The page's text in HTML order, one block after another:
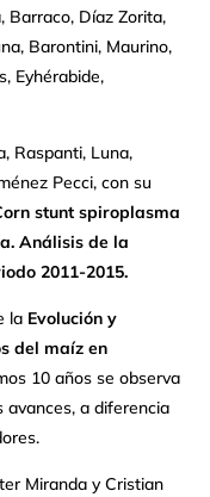
Barraco, Díaz Zorita,
Barontini, Maurino,
Eyhérabide,
Raspanti, Luna,
Pecci, con su
stunt spiroplasma
Análisis de la
2011-2015.
la Evolución y
del maíz en
10 años se observa
avances, a diferencia
Miranda y Cristian